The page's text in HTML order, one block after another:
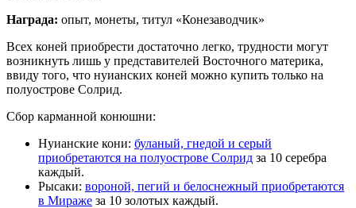
Награда: опыт, монеты, титул «Конезаводчик»
Всех коней приобрести достаточно легко, трудности могут
возникнуть лишь у представителей Восточного материка,
ввиду того, что нуианских коней можно купить только на
полуострове Солрид.
Сбор карманной конюшни:
Нуианские кони: буланый, гнедой и серый
приобретаются на полуострове Солрид за 10 серебра
каждый.
Рысаки: вороной, пегий и белоснежный приобретаются
в Мираже за 10 золотых каждый.